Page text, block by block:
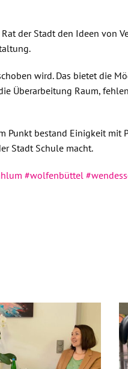
der Stadt den Ideen von
wird. Das bietet die
Überarbeitung Raum,
bestand Einigkeit
Stadt Schule macht.
#wolfenbüttel